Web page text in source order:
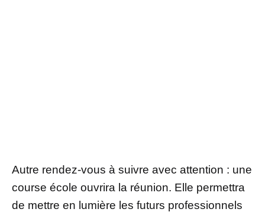
Autre rendez-vous à suivre avec attention : une
course école ouvrira la réunion. Elle permettra
de mettre en lumière les futurs professionnels